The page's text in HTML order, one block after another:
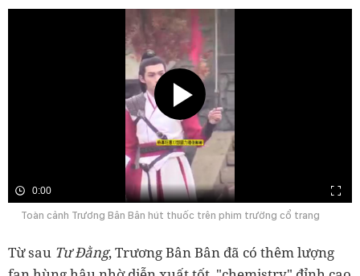
0:00
Toàn cảnh Trương Bân Bân hút thuốc trên phim trường cổ trang
Từ sau Tư Đằng, Trương Bân Bân đã có thêm lượng